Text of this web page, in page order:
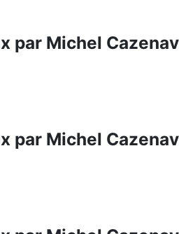
par Michel
par Michel